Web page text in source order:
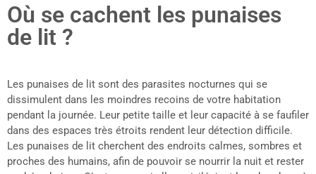
Où se cachent les punaises
de lit ?
Les punaises de lit sont des parasites nocturnes qui se
dissimulent dans les moindres recoins de votre habitation
pendant la journée. Leur petite taille et leur capacité à se faufiler
dans des espaces très étroits rendent leur détection difficile.
Les punaises de lit cherchent des endroits calmes, sombres et
proches des humains, afin de pouvoir se nourrir la nuit et rester